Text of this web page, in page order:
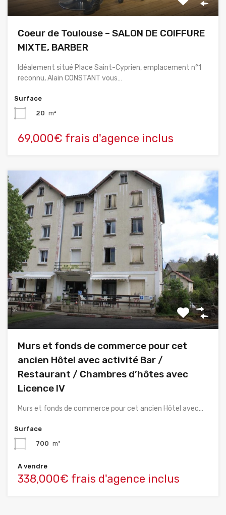
Coeur de Toulouse – SALON DE COIFFURE
MIXTE, BARBER
Idéalement situé Place Saint-Cyprien, emplacement n°1
reconnu, Alain CONSTANT vous…
Surface
20 m²
69,000€ frais d'agence inclus
Murs et fonds de commerce pour cet
ancien Hôtel avec activité Bar /
Restaurant / Chambres d’hôtes avec
Licence IV
Murs et fonds de commerce pour cet ancien Hôtel avec…
Surface
700 m²
A vendre
338,000€ frais d'agence inclus